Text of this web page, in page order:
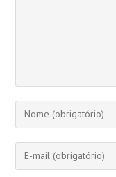
Digite
seu
nome
ou
Digite
seu